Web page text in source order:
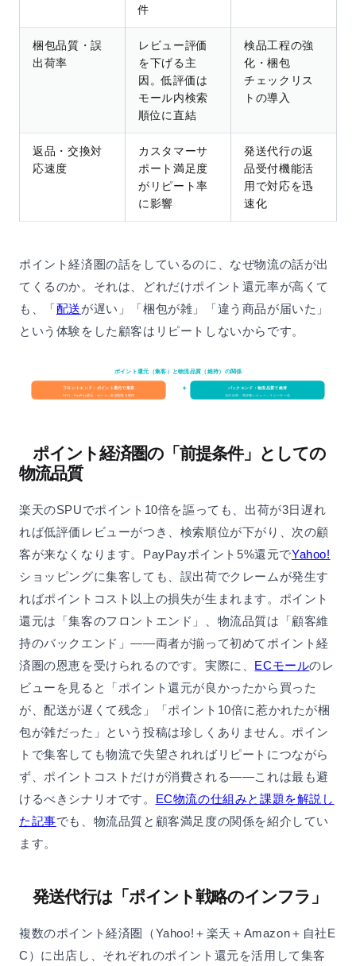
件
梱包品質・誤
出荷率
レビュー評価
を下げる主
因。低評価は
モール内検索
順位に直結
検品工程の強
化・梱包
チェックリス
トの導入
返品・交換対
応速度
カスタマーサ
ポート満足度
がリピート率
に影響
発送代行の返
品受付機能活
用で対応を迅
速化
ポイント経済圏の話をしているのに、なぜ物流の話が出
てくるのか。それは、どれだけポイント還元率が高くて
も、「配送が遅い」「梱包が雑」「違う商品が届いた」
という体験をした顧客はリピートしないからです。
ポイント還元（集客）と物流品質（維持）の関係
フロントエンド：ポイント還元で集客
SPU・PayPay還元・セール→新規顧客を獲得
＋ バックエンド：物流品質で維持
当日出荷・高評価レビュー→リピーター化
ポイント経済圏の「前提条件」としての
物流品質
楽天のSPUでポイント10倍を謳っても、出荷が3日遅れ
れば低評価レビューがつき、検索順位が下がり、次の顧
客が来なくなります。PayPayポイント5%還元でYahoo!
ショッピングに集客しても、誤出荷でクレームが発生す
ればポイントコスト以上の損失が生まれます。ポイント
還元は「集客のフロントエンド」、物流品質は「顧客維
持のバックエンド」——両者が揃って初めてポイント経
済圏の恩恵を受けられるのです。実際に、 ECモールのレ
ビューを見ると「ポイント還元が良かったから買った
が、配送が遅くて残念」「ポイント10倍に惹かれたが梱
包が雑だった」という投稿は珍しくありません。ポイン
トで集客しても物流で失望されればリピートにつながら
ず、ポイントコストだけが消費される——これは最も避
けるべきシナリオです。 EC物流の仕組みと課題を解説し
た記事でも、物流品質と顧客満足度の関係を紹介してい
ます。
発送代行は「ポイント戦略のインフラ」
複数のポイント経済圏（Yahoo!＋楽天＋Amazon＋自社E
C）に出店し、それぞれのポイント還元を活用して集客